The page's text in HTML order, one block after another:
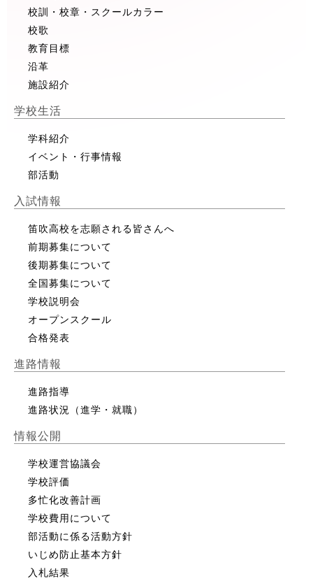
校訓・校章・スクールカラー
校歌
教育目標
沿革
施設紹介
学校生活
学科紹介
イベント・行事情報
部活動
入試情報
笛吹高校を志願される皆さんへ
前期募集について
後期募集について
全国募集について
学校説明会
オープンスクール
合格発表
進路情報
進路指導
進路状況（進学・就職）
情報公開
学校運営協議会
学校評価
多忙化改善計画
学校費用について
部活動に係る活動方針
いじめ防止基本方針
入札結果